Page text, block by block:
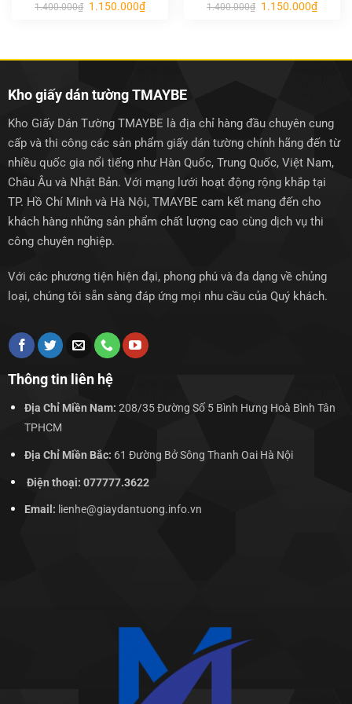
1.400.000₫ Giá
1.150.000₫Giá
hiện
1.400.000₫ Giá
1.150.000₫Giá
hiện
Kho giấy dán tường TMAYBE
Kho Giấy Dán Tường TMAYBE là địa chỉ hàng đầu chuyên cung
cấp và thi công các sản phẩm giấy dán tường chính hãng đến từ
nhiều quốc gia nổi tiếng như Hàn Quốc, Trung Quốc, Việt Nam,
Châu Âu và Nhật Bản. Với mạng lưới hoạt động rộng khắp tại
TP. Hồ Chí Minh và Hà Nội, TMAYBE cam kết mang đến cho
khách hàng những sản phẩm chất lượng cao cùng dịch vụ thi
công chuyên nghiệp.
Với các phương tiện hiện đại, phong phú và đa dạng về chủng
loại, chúng tôi sẵn sàng đáp ứng mọi nhu cầu của Quý khách.
Thông tin liên hệ
Địa Chỉ Miền Nam: 208/35 Đường Số 5 Bình Hưng Hoà Bình Tân
TPHCM
Địa Chỉ Miền Bắc: 61 Đường Bở Sông Thanh Oai Hà Nội
Điện thoại: 077777.3622
Email: lienhe@giaydantuong.info.vn